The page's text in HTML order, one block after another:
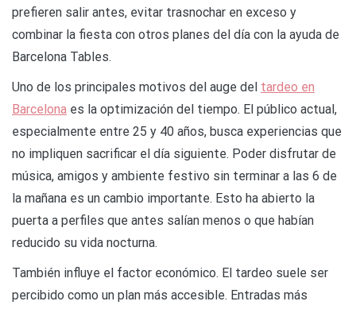
prefieren salir antes, evitar trasnochar en exceso y
combinar la fiesta con otros planes del día con la ayuda de
Barcelona Tables.
Uno de los principales motivos del auge del tardeo en
Barcelona es la optimización del tiempo. El público actual,
especialmente entre 25 y 40 años, busca experiencias que
no impliquen sacrificar el día siguiente. Poder disfrutar de
música, amigos y ambiente festivo sin terminar a las 6 de
la mañana es un cambio importante. Esto ha abierto la
puerta a perfiles que antes salían menos o que habían
reducido su vida nocturna.
También influye el factor económico. El tardeo suele ser
percibido como un plan más accesible. Entradas más